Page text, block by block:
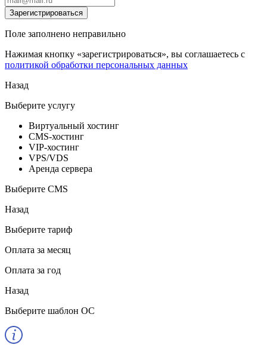
Зарегистрироваться
Поле заполнено неправильно
Нажимая кнопку «зарегистрироваться», вы соглашаетесь с
политикой обработки персональных данных
Назад
Выберите услугу
Виртуальный хостинг
CMS-хостинг
VIP-хостинг
VPS/VDS
Аренда сервера
Выберите CMS
Назад
Выберите тариф
Оплата за месяц
Оплата за год
Назад
Выберите шаблон ОС